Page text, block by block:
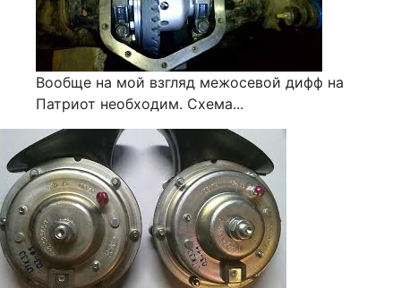
Вообще на мой взгляд межосевой дифф на
Патриот необходим. Схема...